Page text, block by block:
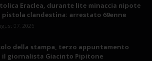
Eraclea, durante lite minaccia nipote
pistola clandestina: arrestato 69enne
07, 2026
della stampa, terzo appuntamento
il giornalista Giacinto Pipitone